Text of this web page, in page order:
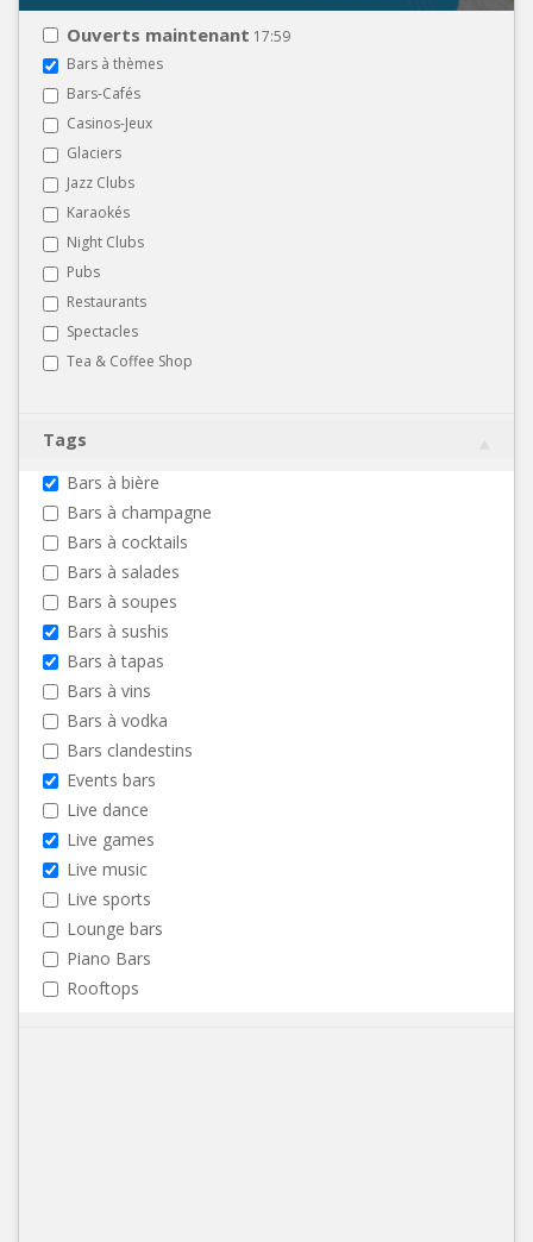
Ouverts maintenant 17:59
Bars à thèmes
Bars-Cafés
Casinos-Jeux
Glaciers
Jazz Clubs
Karaokés
Night Clubs
Pubs
Restaurants
Spectacles
Tea & Coffee Shop
Tags
Bars à bière
Bars à champagne
Bars à cocktails
Bars à salades
Bars à soupes
Bars à sushis
Bars à tapas
Bars à vins
Bars à vodka
Bars clandestins
Events bars
Live dance
Live games
Live music
Live sports
Lounge bars
Piano Bars
Rooftops